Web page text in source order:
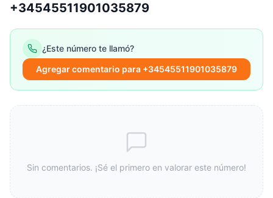
+34545511901035879
¿Este número te llamó?
Agregar comentario para +34545511901035879
Sin comentarios. ¡Sé el primero en valorar este número!